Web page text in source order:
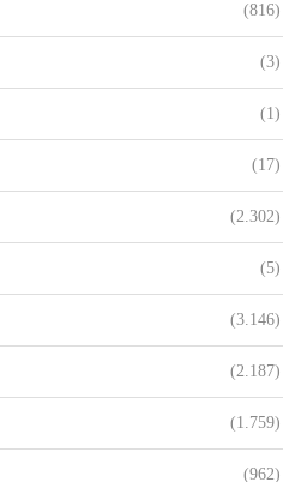
(816)
(3)
(1)
(17)
(2.302)
(5)
(3.146)
(2.187)
(1.759)
(962)